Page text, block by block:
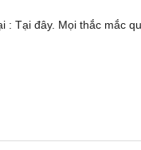
: Tại đây. Mọi thắc mắc